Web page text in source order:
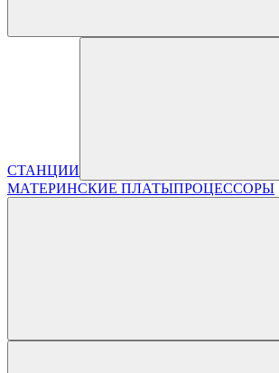
СТАНЦИИ
МАТЕРИНСКИЕ ПЛАТЫПРОЦЕССОРЫ